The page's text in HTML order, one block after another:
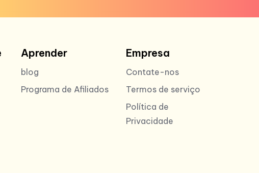
Aprender
blog
Programa de Afiliados
Empresa
Contate-nos
Termos de serviço
Política de
Privacidade